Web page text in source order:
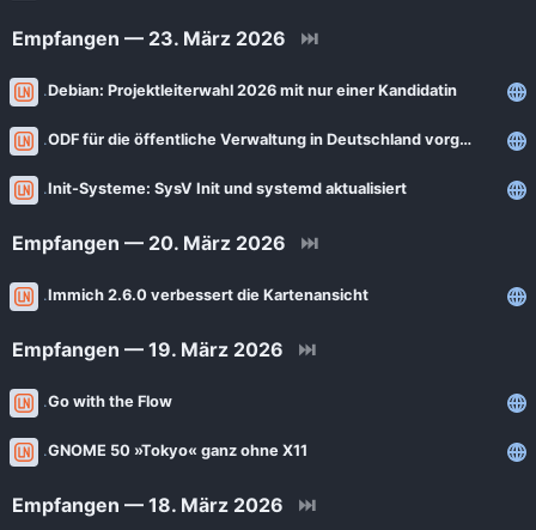
Empfangen — 23. März 2026 ⏭
Debian: Projektleiterwahl 2026 mit nur einer Kandidatin
ODF für die öffentliche Verwaltung in Deutschland vorgeschrieben
Init-Systeme: SysV Init und systemd aktualisiert
Empfangen — 20. März 2026 ⏭
Immich 2.6.0 verbessert die Kartenansicht
Empfangen — 19. März 2026 ⏭
Go with the Flow
GNOME 50 »Tokyo« ganz ohne X11
Empfangen — 18. März 2026 ⏭